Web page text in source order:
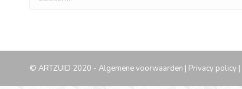
© ARTZUID 2020 - Algemene voorwaarden | Privacy policy |